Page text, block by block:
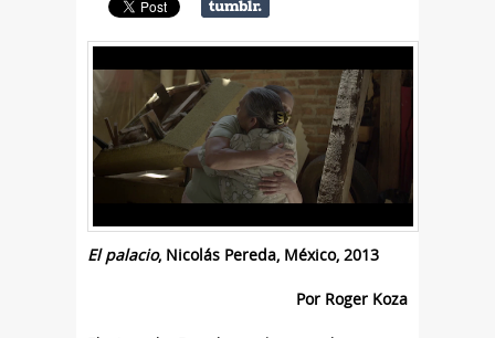
El palacio, Nicolás Pereda, México, 2013
Por Roger Koza